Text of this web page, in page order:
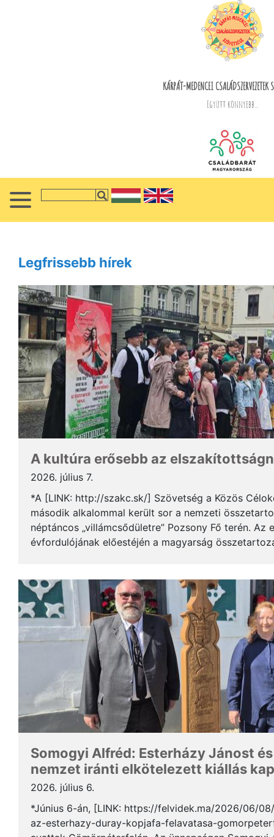
KÁRPÁT-MEDENCEI CSALÁDSZERVEZETEK
Együtt könnyebb...
Legfrissebb hírek
A kultúra erősebb az
2026. július 7.
*A [LINK: http://szakc.sk/] Szövetség a Közös
második alkalommal került sor a nemzeti
néptáncos „villámcsődületre” Pozsony Fő terén. Az
évfordulójának előestéjén a magyarság
Somogyi Alfréd: Esterházy Jánost
nemzet iránti elkötelezett kiállás
2026. július 6.
*Június 6-án, [LINK: https://felvidek.ma/2026/06/
az-esterhazy-duray-kopjafa-felavatasa-